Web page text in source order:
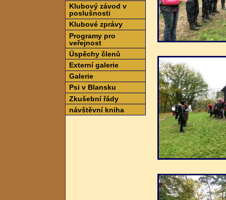
Klubový závod v
poslušnosti
Klubové zprávy
Programy pro
veřejnost
Úspěchy členů
Externí galerie
Galerie
Psi v Blansku
Zkušební řády
návštěvní kniha